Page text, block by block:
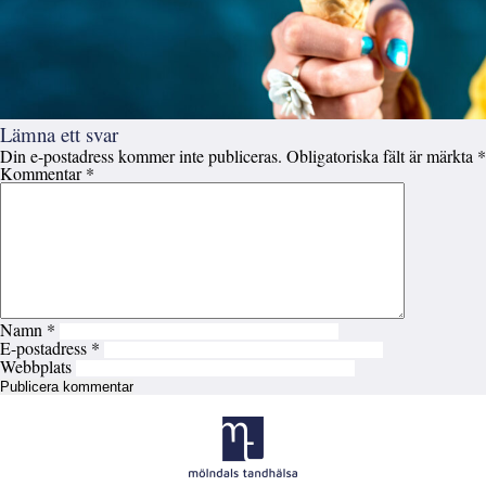
Lämna ett svar
Din e-postadress kommer inte publiceras. Obligatoriska fält är märkta *
Kommentar*
Namn *
E-postadress *
Webbplats